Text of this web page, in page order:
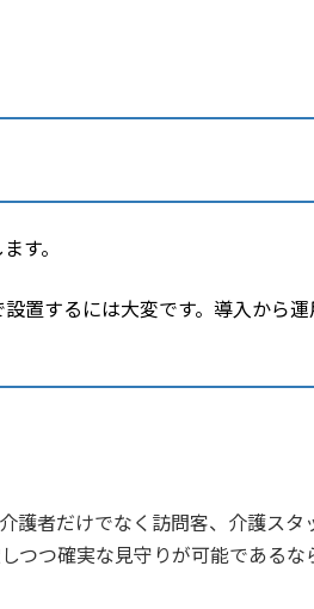
す。
置するには大変です。導入から
者だけでなく訪問客、介護ス
つつ確実な見守りが可能である